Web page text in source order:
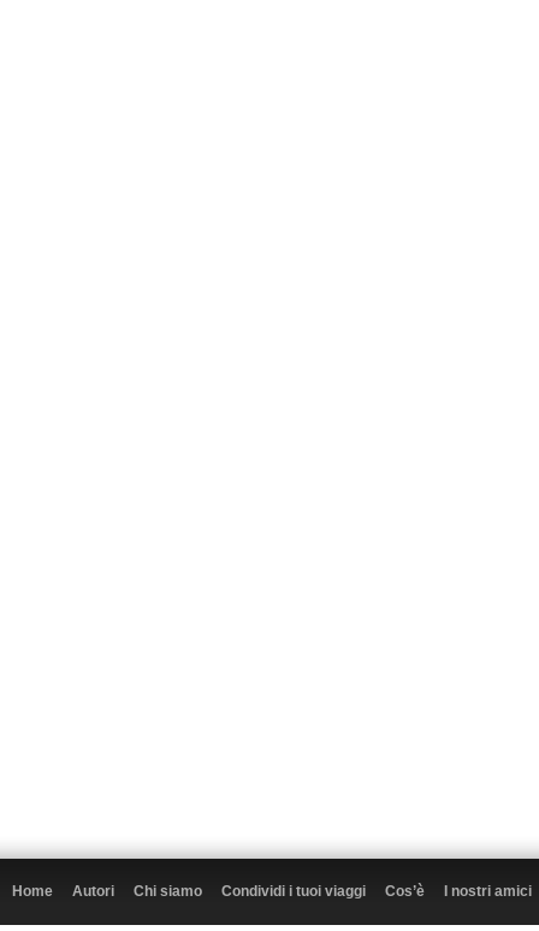
Home Autori Chi siamo Condividi i tuoi viaggi Cos’è I nostri amici